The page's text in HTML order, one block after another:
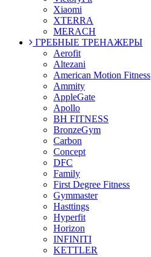
Xiaomi
XTERRA
MERACH
ГРЕБНЫЕ ТРЕНАЖЕРЫ
Aerofit
Altezani
American Motion Fitness
Ammity
AppleGate
Apollo
BH FITNESS
BronzeGym
Carbon
Concept
DFC
Family
First Degree Fitness
Gymmaster
Hasttings
Hyperfit
Horizon
INFINITI
KETTLER